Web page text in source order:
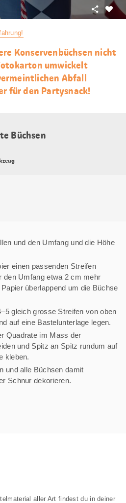
Als
Teilen
Konservenbüchsen nicht
umwickelt
Abfall
für den Partysnack!
Büchsen
und den Umfang und die Höhe
einen passenden Streifen
den Umfang etwa 2 cm mehr
überlappend um die Büchse
gleich grosse Streifen von oben
auf eine Bastelunterlage legen.
Quadrate im Mass der
und Spitz an Spitz rundum auf
kleben.
und alle Büchsen damit
Schnur dekorieren.
aller Art findest du in deiner